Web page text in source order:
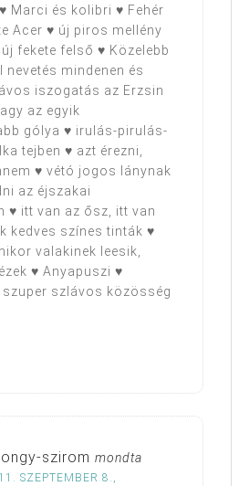
Marci és kolibri ♥ Fehér
Acer ♥ új piros mellény
fekete felső ♥ Közelebb
nevetés mindenen és
iszogatás az Erzsin
az egyik
gólya ♥ irulás-pirulás-
tejben ♥ azt érezni,
♥ vétó jogos lánynak
az éjszakai
♥ itt van az ősz, itt van
kedves színes tinták ♥
valakinek leesik,
♥ Anyapuszi ♥
szlávos közösség
szirom mondta
SZEPTEMBER 8.,